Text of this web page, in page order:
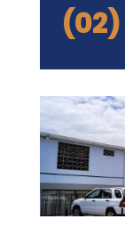
(02)